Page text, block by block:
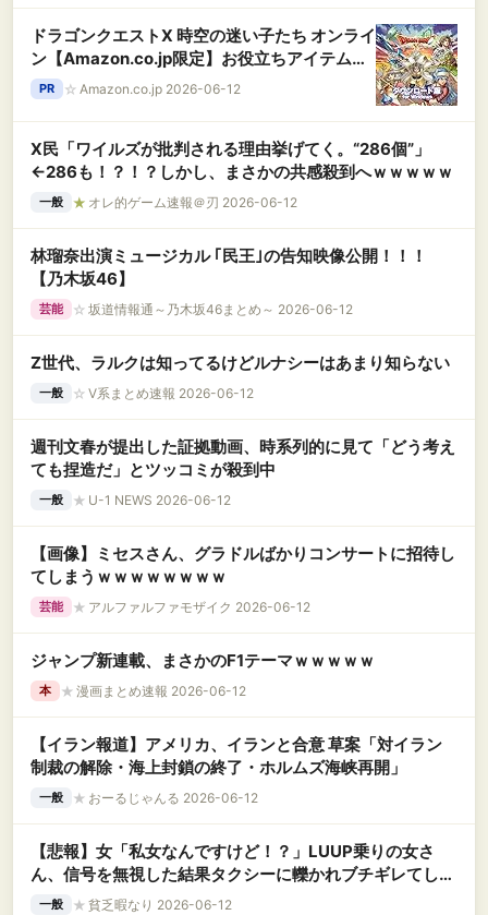
ドラゴンクエストX 時空の迷い子たち オンライ
ン【Amazon.co.jp限定】お役立ちアイテムセ
ット 【予約特典】あたま装備 2種 配信 |ダウン
ロード版
PR ☆ Amazon.co.jp 2026-06-12
X民「ワイルズが批判される理由挙げてく。“286個”」
←286も！？！？しかし、まさかの共感殺到へｗｗｗｗｗ
一般 ★ オレ的ゲーム速報＠刃 2026-06-12
林瑠奈出演ミュージカル ｢民王｣の告知映像公開！！！
【乃木坂46】
芸能 ☆ 坂道情報通～乃木坂46まとめ～ 2026-06-12
Z世代、ラルクは知ってるけどルナシーはあまり知らない
一般 ☆ V系まとめ速報 2026-06-12
週刊文春が提出した証拠動画、時系列的に見て「どう考え
ても捏造だ」とツッコミが殺到中
一般 ★ U-1 NEWS 2026-06-12
【画像】ミセスさん、グラドルばかりコンサートに招待し
てしまうｗｗｗｗｗｗｗｗ
芸能 ★ アルファルファモザイク 2026-06-12
ジャンプ新連載、まさかのF1テーマｗｗｗｗｗ
本 ★ 漫画まとめ速報 2026-06-12
【イラン報道】アメリカ、イランと合意 草案「対イラン
制裁の解除・海上封鎖の終了・ホルムズ海峡再開」
一般 ★ おーるじゃんる 2026-06-12
【悲報】女「私女なんですけど！？」LUUP乗りの女さ
ん、信号を無視した結果タクシーに轢かれブチギレてしま
う様子を激写されてしまう←コレｗｗｗｗｗｗｗｗｗｗ
一般 ★ 貧乏暇なり 2026-06-12